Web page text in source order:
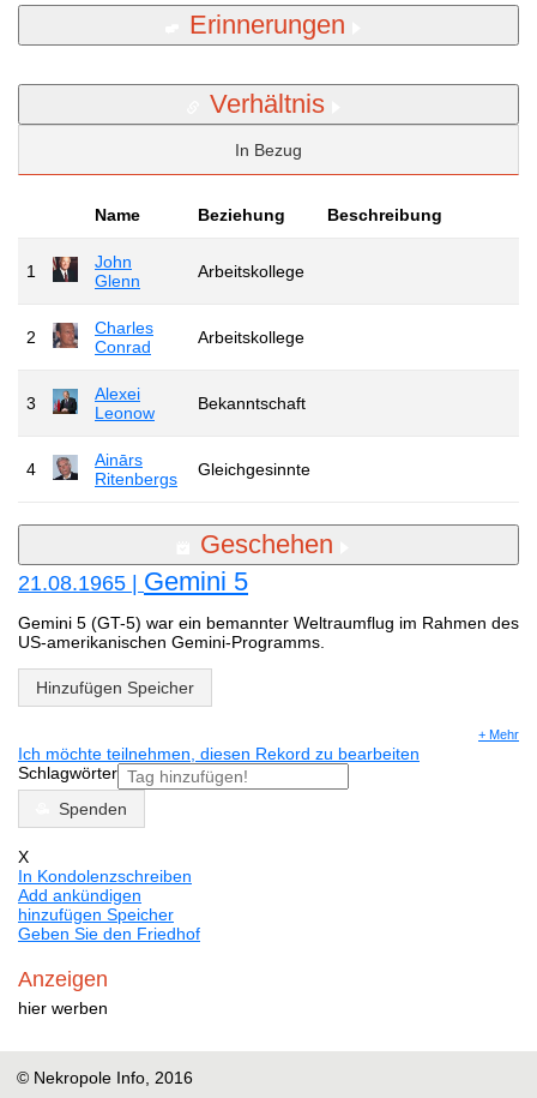
Erinnerungen
Verhältnis
In Bezug
Name Beziehung Beschreibung
1
John
Glenn
Arbeitskollege
2
Charles
Conrad
Arbeitskollege
3
Alexei
Leonow
Bekanntschaft
4
Ainārs
Ritenbergs
Gleichgesinnte
Geschehen
21.08.1965 | Gemini 5
Gemini 5 (GT-5) war ein bemannter Weltraumflug im Rahmen des
US-amerikanischen Gemini-Programms.
Hinzufügen Speicher
+ Mehr
Ich möchte teilnehmen, diesen Rekord zu bearbeiten
Schlagwörter
Spenden
X
In Kondolenzschreiben
Add ankündigen
hinzufügen Speicher
Geben Sie den Friedhof
Anzeigen
hier werben
© Nekropole Info, 2016